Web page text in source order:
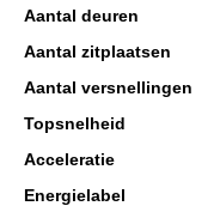
Aantal deuren
Aantal zitplaatsen
Aantal versnellingen
Topsnelheid
Acceleratie
Energielabel